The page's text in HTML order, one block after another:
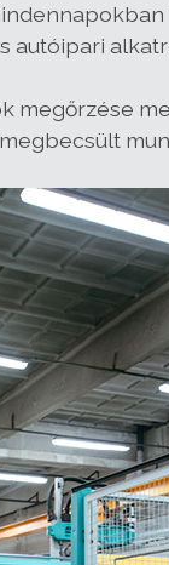
megőrzése